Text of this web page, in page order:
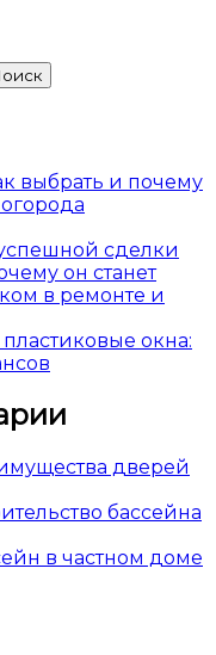
выбрать и почему
сделки
он станет
в ремонте и
окна:
дверей
бассейна
в частном доме